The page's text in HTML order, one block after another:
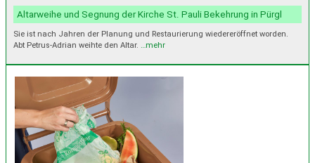
Altarweihe und Segnung der Kirche St. Pauli Bekehrung in Pürgl
Sie ist nach Jahren der Planung und Restaurierung wiedereröffnet worden.
Abt Petrus-Adrian weihte den Altar.
…mehr